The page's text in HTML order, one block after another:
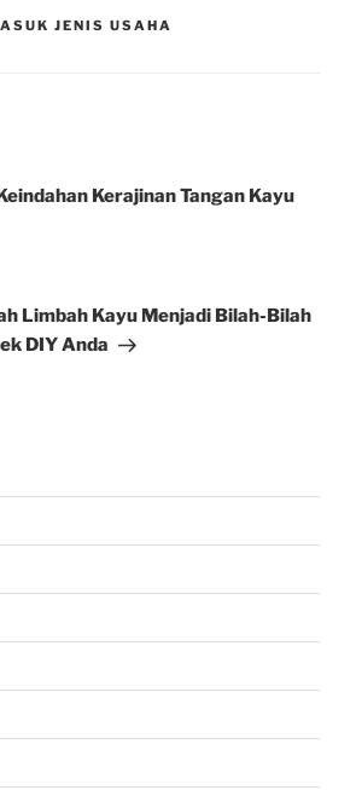
JENIS USAHA
Kerajinan Tangan Kayu
Limbah Kayu Menjadi Bilah-Bilah
DIY Anda